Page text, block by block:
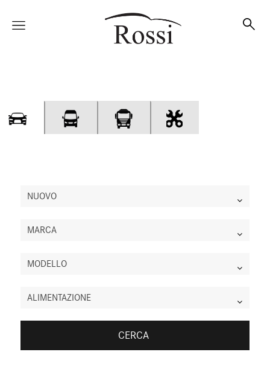
Veicoli
Officina
Accessori e Collection
NUOVO
MARCA
MODELLO
ALIMENTAZIONE
CERCA